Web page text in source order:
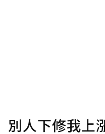
別人下修我上